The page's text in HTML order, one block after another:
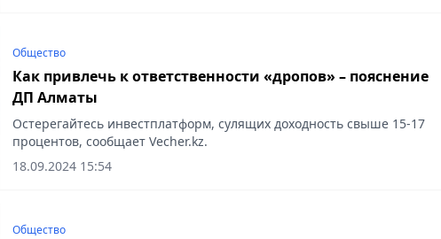
Общество
Как привлечь к ответственности «дропов» – пояснение
ДП Алматы
Остерегайтесь инвестплатформ, сулящих доходность свыше 15-17
процентов, сообщает Vecher.kz.
18.09.2024 15:54
Общество